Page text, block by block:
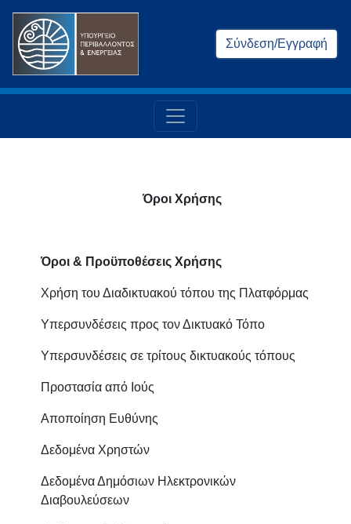
Σύνδεση/Εγγραφή
Όροι Χρήσης
Όροι & Προϋποθέσεις Χρήσης
Χρήση του Διαδικτυακού τόπου της Πλατφόρμας
Υπερσυνδέσεις προς τον Δικτυακό Τόπο
Υπερσυνδέσεις σε τρίτους δικτυακούς τόπους
Προστασία από Ιούς
Αποποίηση Ευθύνης
Δεδομένα Χρηστών
Δεδομένα Δημόσιων Ηλεκτρονικών
Διαβουλεύσεων